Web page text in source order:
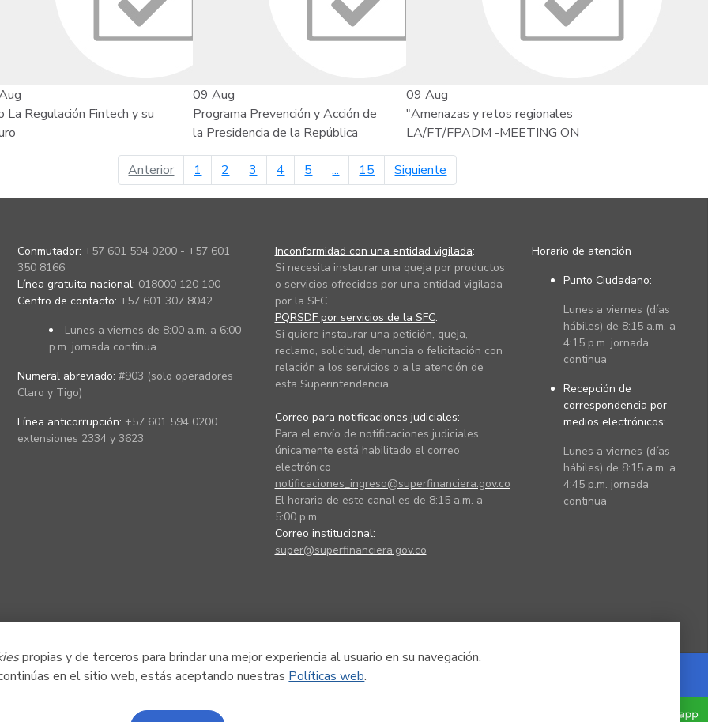
propias y de terceros para brindar una mejor experiencia al usuario en su navegación.
en el sitio web, estás aceptando nuestras Políticas web.
La Regulación Fintech y su
09 Aug
Programa Prevención y Acción de
la Presidencia de la República
09 Aug
"Amenazas y retos regionales
LA/FT/FPADM -MEETING ON
Anteriorpágina anterior
1 2 3 4 5 ... 15 Siguiente
Conmutador: +57 601 594 0200 - +57 601
350 8166
Línea gratuita nacional: 018000 120 100
Centro de contacto: +57 601 307 8042
Lunes a viernes de 8:00 a.m. a 6:00
p.m. jornada continua.
Numeral abreviado: #903 (solo operadores
Claro y Tigo)
Línea anticorrupción: +57 601 594 0200
extensiones 2334 y 3623
Inconformidad con una entidad vigilada:
Si necesita instaurar una queja por productos
o servicios ofrecidos por una entidad vigilada
por la SFC.
PQRSDF por servicios de la SFC:
Si quiere instaurar una petición, queja,
reclamo, solicitud, denuncia o felicitación con
relación a los servicios o a la atención de
esta Superintendencia.
Correo para notificaciones judiciales:
Para el envío de notificaciones judiciales
únicamente está habilitado el correo
electrónico
notificaciones_ingreso@superfinanciera.gov.co
El horario de este canal es de 8:15 a.m. a
5:00 p.m.
Correo institucional:
super@superfinanciera.gov.co
Horario de atención
Punto Ciudadano:
Lunes a viernes (días
hábiles) de 8:15 a.m. a
4:15 p.m. jornada
continua
Recepción de
correspondencia por
medios electrónicos:
Lunes a viernes (días
hábiles) de 8:15 a.m. a
4:45 p.m. jornada
continua
Powered by Nexura